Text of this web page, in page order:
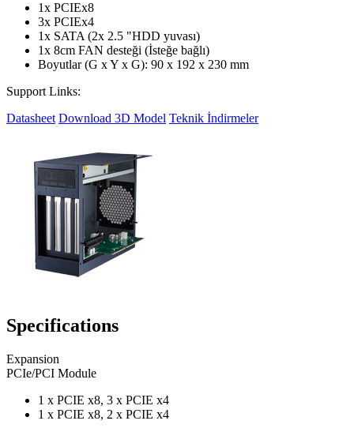
1x PCIEx8
3x PCIEx4
1x SATA (2x 2.5 "HDD yuvası)
1x 8cm FAN desteği (İsteğe bağlı)
Boyutlar (G x Y x G): 90 x 192 x 230 mm
Support Links:
Datasheet Download 3D Model Teknik İndirmeler
Specifications
Expansion
PCIe/PCI Module
1 x PCIE x8, 3 x PCIE x4
1 x PCIE x8, 2 x PCIE x4